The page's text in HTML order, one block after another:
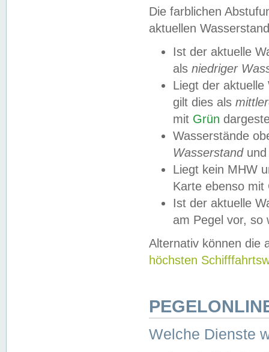
Die farblichen
aktuellen
Ist der aktuelle
als niedriger
Liegt der
gilt dies als
mit Grün
Wasserstände
Wasserstandund
Liegt kein MHW
Karte ebenso mit
Ist der aktuelle
am Pegel vor,
Alternativ können die
höchsten
Welche Dienste